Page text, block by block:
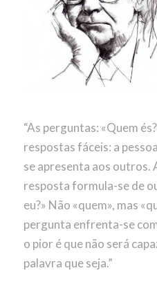
“As perguntas: «Quem
respostas fáceis: a
se apresenta aos outros.
resposta formula-se de
eu?» Não «quem», mas
pergunta enfrenta-se
o pior é que não será
palavra que seja.”